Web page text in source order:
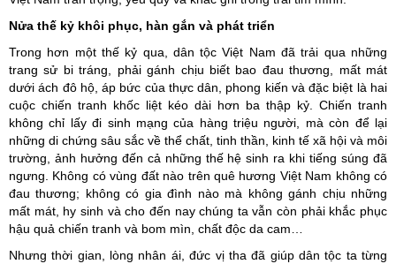
Nửa thế kỷ khôi phục, hàn gắn và phát triển
Trong hơn một thế kỷ qua, dân tộc Việt Nam đã trải qua những
trang sử bi tráng, phải gánh chịu biết bao đau thương, mất mát
dưới ách đô hộ, áp bức của thực dân, phong kiến và đặc biệt là hai
cuộc chiến tranh khốc liệt kéo dài hơn ba thập kỷ. Chiến tranh
không chỉ lấy đi sinh mạng của hàng triệu người, mà còn để lại
những di chứng sâu sắc về thể chất, tinh thần, kinh tế xã hội và môi
trường, ảnh hưởng đến cả những thế hệ sinh ra khi tiếng súng đã
ngưng. Không có vùng đất nào trên quê hương Việt Nam không có
đau thương; không có gia đình nào mà không gánh chịu những
mất mát, hy sinh và cho đến nay chúng ta vẫn còn phải khắc phục
hậu quả chiến tranh và bom mìn, chất độc da cam…
Nhưng thời gian, lòng nhân ái, đức vị tha đã giúp dân tộc ta từng